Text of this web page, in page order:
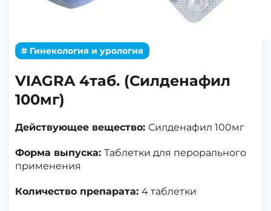
# Гинекология и урология
VIAGRA 4таб. (Силденафил
100мг)
Действующее вещество: Силденафил 100мг
Форма выпуска: Таблетки для перорального
применения
Количество препарата: 4 таблетки